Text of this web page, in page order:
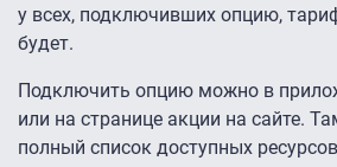
у всех, подключивших опцию,
будет.
Подключить опцию можно в
или на странице акции на сайте.
полный список доступных